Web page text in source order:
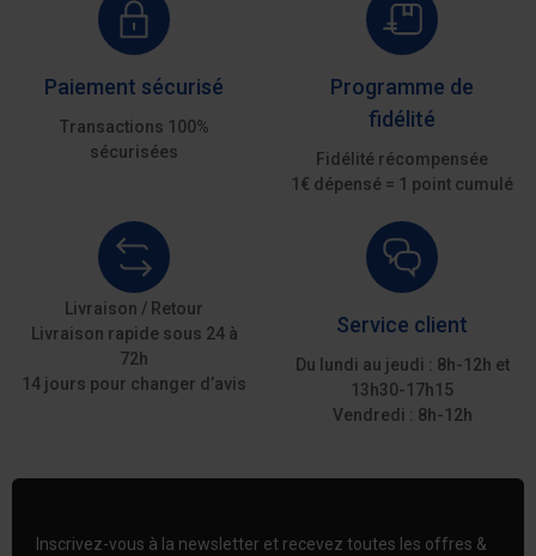
Paiement sécurisé
Transactions 100%
sécurisées
Programme de
fidélité
Fidélité récompensée
1€ dépensé = 1 point cumulé
Livraison / Retour
Livraison rapide sous 24 à
72h
14 jours pour changer d’avis
Service client
Du lundi au jeudi : 8h-12h et
13h30-17h15
Vendredi : 8h-12h
Inscrivez-vous à la newsletter et recevez toutes les offres &